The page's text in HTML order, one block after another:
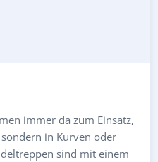
immer da zum Einsatz,
in Kurven oder
sind mit einem